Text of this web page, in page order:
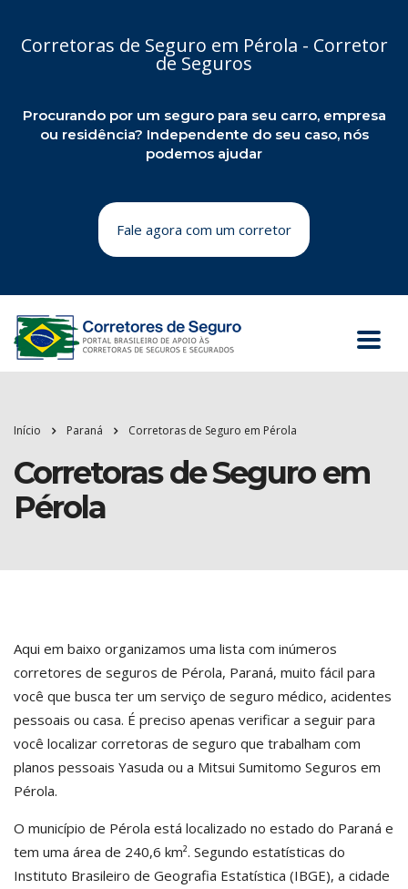
Corretoras de Seguro em Pérola - Corretor
de Seguros
Procurando por um seguro para seu carro, empresa
ou residência? Independente do seu caso, nós
podemos ajudar
Fale agora com um corretor
Início Paraná Corretoras de Seguro em Pérola
Corretoras de Seguro em
Pérola
Aqui em baixo organizamos uma lista com inúmeros
corretores de seguros de Pérola, Paraná, muito fácil para
você que busca ter um serviço de seguro médico, acidentes
pessoais ou casa. É preciso apenas verificar a seguir para
você localizar corretoras de seguro que trabalham com
planos pessoais Yasuda ou a Mitsui Sumitomo Seguros em
Pérola.
O município de Pérola está localizado no estado do Paraná e
tem uma área de 240,6 km². Segundo estatísticas do
Instituto Brasileiro de Geografia Estatística (IBGE), a cidade